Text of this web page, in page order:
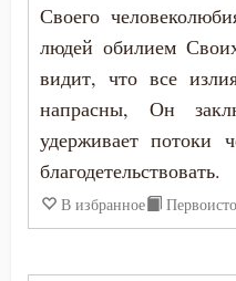
Месть
Мир
Молитва
Монастырь
Своего
людей обилием
видит, что все
напрасны, Он
удерживает потоки
благодетельствовать.
В избранное